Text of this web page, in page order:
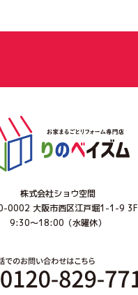
株式会社ショウ空間
0002 大阪市西区江戸堀1-1-9 3F
9:30～18:00（水曜休）